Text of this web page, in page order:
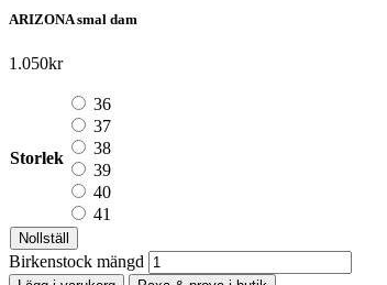
ARIZONA smal dam
1.050kr
Storlek
36
37
38
39
40
41
Nollställ
Birkenstock mängd